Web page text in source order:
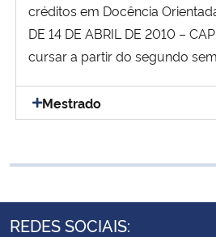
créditos em Docência
DE 14 DE ABRIL DE 2010 –
cursar a partir do segundo
Mestrado
REDES SOCIAIS: